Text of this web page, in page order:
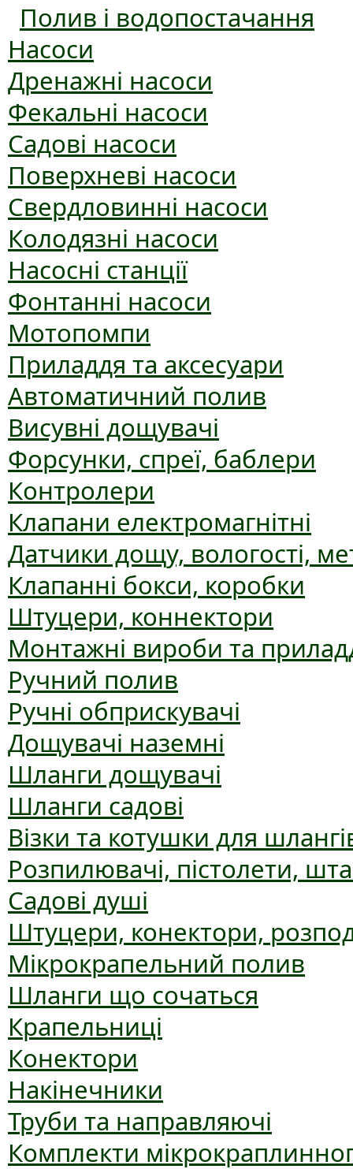
Полив і водопостачання
Насоси
Дренажні насоси
Фекальні насоси
Садові насоси
Поверхневі насоси
Свердловинні насоси
Колодязні насоси
Насосні станції
Фонтанні насоси
Мотопомпи
Приладдя та аксесуари
Автоматичний полив
Висувні дощувачі
Форсунки, спреї, баблери
Контролери
Клапани електромагнітні
Датчики дощу, вологості,
Клапанні бокси, коробки
Штуцери, коннектори
Монтажні вироби та
Ручний полив
Ручні обприскувачі
Дощувачі наземні
Шланги дощувачі
Шланги садові
Візки та котушки для
Розпилювачі, пістолети,
Садові душі
Штуцери, конектори,
Мікрокрапельний полив
Шланги що сочаться
Крапельниці
Конектори
Накінечники
Труби та направляючі
Комплекти